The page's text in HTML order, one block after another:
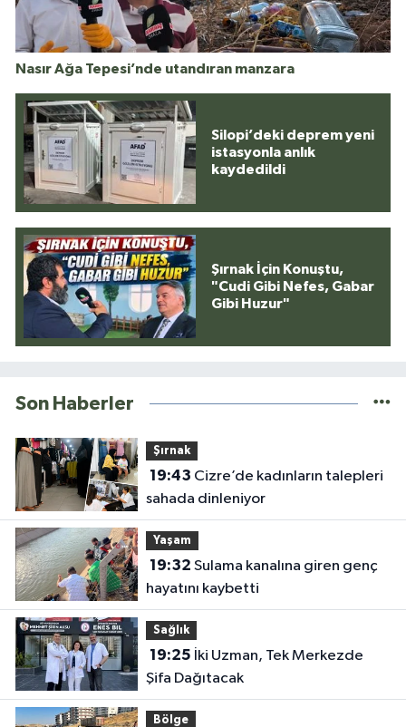
Nasır Ağa Tepesi’nde utandıran manzara
Silopi’deki deprem yeni
istasyonla anlık
kaydedildi
Şırnak İçin Konuştu,
"Cudi Gibi Nefes, Gabar
Gibi Huzur"
Son Haberler
Şırnak
19:43
sahada dinleniyor
Yaşam
19:32
hayatını kaybetti
Sağlık
19:25
Şifa Dağıtacak
Bölge